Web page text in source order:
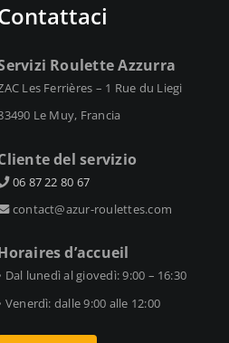
Roulette Azzurra
Les Ferrières – 1 Rue du Liegi
Le Muy, Francia
del servizio
06 87 22 80 67
contact@azur-roulettes.com
d’accueil
Dal lunedì al giovedì: 9:00 – 16:30
Venerdì: dalle 9:00 alle 12:00